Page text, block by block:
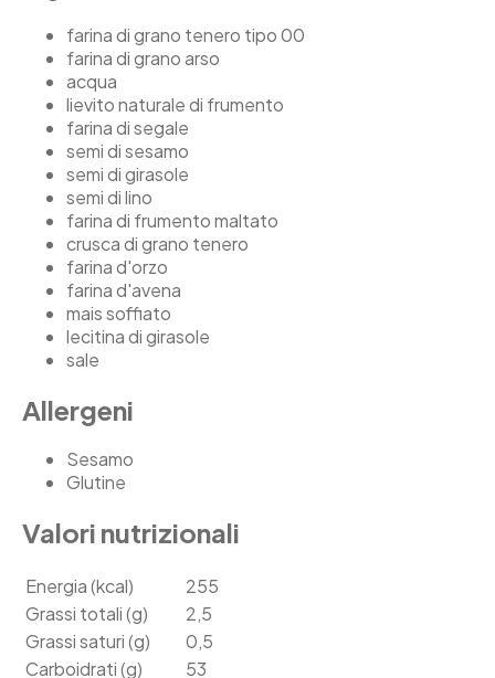
farina di grano tenero tipo 00
farina di grano arso
acqua
lievito naturale di frumento
farina di segale
semi di sesamo
semi di girasole
semi di lino
farina di frumento maltato
crusca di grano tenero
farina d'orzo
farina d'avena
mais soffiato
lecitina di girasole
sale
Allergeni
Sesamo
Glutine
Valori nutrizionali
Energia (kcal)
255
Grassi totali (g)
2,5
Grassi saturi (g)
0,5
Carboidrati (g)
53